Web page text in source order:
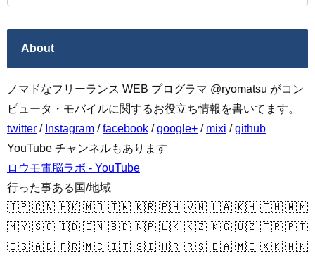
About
ノマドなフリーランス WEB プログラマ @ryomatsu がコン
ピュータ・モバイルに関するお役立ち情報を書いてます。
twitter / Instagram /facebook /google+ / mixi /github
YouTube チャンネルもあります
ロウモ電脳ラボ - YouTube
行った事ある国/地域
🇯🇵 🇨🇳 🇭🇰 🇲🇴 🇹🇼 🇰🇷 🇵🇭 🇻🇳 🇱🇦 🇰🇭 🇹🇭 🇲🇲
🇲🇾 🇸🇬 🇮🇩 🇮🇳 🇧🇩 🇳🇵 🇱🇰 🇰🇿 🇰🇬 🇺🇿 🇹🇷 🇵🇹
🇪🇸 🇦🇩 🇫🇷 🇲🇨 🇮🇹 🇸🇮 🇭🇷 🇷🇸 🇧🇦 🇲🇪 🇽🇰 🇲🇰